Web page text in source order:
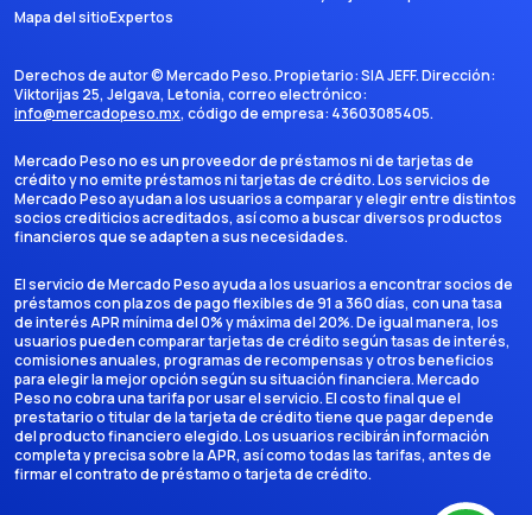
Mapa del sitioExpertos
Derechos de autor ©Mercado Peso. Propietario:SIA JEFF. Dirección:
Viktorijas 25, Jelgava, Letonia, correo electrónico:
info@mercadopeso.mx, código de empresa: 43603085405.
Mercado Peso no es un proveedor de préstamos ni de tarjetas de
crédito y no emite préstamos ni tarjetas de crédito. Los servicios de
Mercado Peso ayudan a los usuarios a comparar y elegir entre distintos
socios crediticios acreditados, así como a buscar diversos productos
financieros que se adapten a sus necesidades.
El servicio de Mercado Peso ayuda a los usuarios a encontrar socios de
préstamos con plazos de pago flexibles de 91 a 360 días, con una tasa
de interés APR mínima del 0% y máxima del 20%. De igual manera, los
usuarios pueden comparar tarjetas de crédito según tasas de interés,
comisiones anuales, programas de recompensas y otros beneficios
para elegir la mejor opción según su situación financiera. Mercado
Peso no cobra una tarifa por usar el servicio. El costo final que el
prestatario o titular de la tarjeta de crédito tiene que pagar depende
del producto financiero elegido. Los usuarios recibirán información
completa y precisa sobre la APR, así como todas las tarifas, antes de
firmar el contrato de préstamo o tarjeta de crédito.